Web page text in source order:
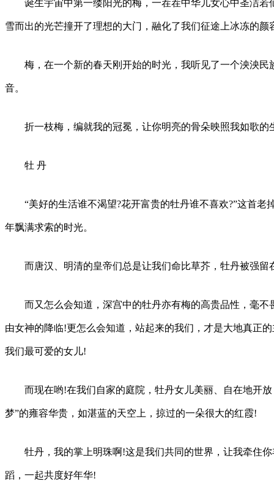
诞生宇宙中第一缕阳光的梅，一茬茬中华儿女心中圣洁若
雪而出的光芒撞开了理想的大门，融化了我们征途上冰冻的颜
梅，在一个新的春天刚开始的时光，我听见了一个泱泱民
音。
折一枝梅，编就我的冠冕，让你明亮的骨朵映照我如歌
牡 丹
“美好的生活谁不渴望?花开富贵的牡丹谁不喜欢?”这首老
年飘满求索的时光。
而唐汉、明清的皇帝们总是让我们命比草芥，牡丹被强留
而又怎么会知道，深宫中的牡丹亦有梅的高贵品性，毫不
由女神的降临!更怎么会知道，站起来的我们，才是大地真正
我们最可爱的女儿!
而现在哟!在我们自家的庭院，牡丹女儿美丽、自在地开放
梦”的雍容华贵，如湛蓝的天空上，掠过的一朵很大的红霞!
牡丹，我的掌上明珠啊!这是我们共同的世界，让我牵住你
蹈，一起共度好年华!